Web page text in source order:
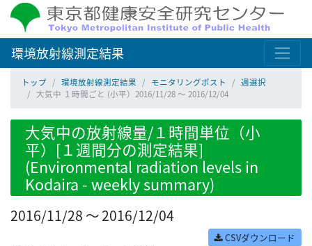
環境放射線測定結果
トップ 環境放射線測定結果 モニタリングポスト
週選択
大気中 １時間ごと (小平）2016/11/28 ～ 2016/12/04
大気中の放射線量/１時間単位（小
平）[１週間分の測定結果]
(Environmental radiation levels in
Kodaira - weekly summary)
2016/11/28 ～ 2016/12/04
CSVダウンロード